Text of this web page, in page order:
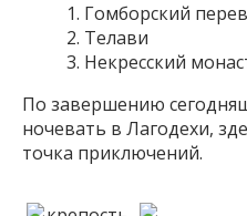
Гомборский
Телави
Некресский
По завершению
ночевать в Лагодехи,
точка приключений.